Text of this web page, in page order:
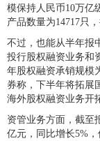
模保持人民币10万亿
产品数量为14717只
不过，也能从半年报
投行股权融资业务和
年股权融资承销规模
券称，下半年将拓展
海外股权融资业务开
资管业务方面，截至
亿元，同比增长5%